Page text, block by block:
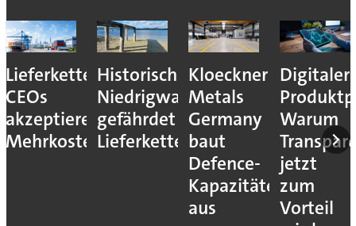
Lieferkettenresilienz:
CEOs
akzeptieren
Mehrkosten
Historisches
Niedrigwasser
gefährdet
Lieferketten
Kloeckner
Metals
Germany
baut
Defence-
Kapazitäten
aus
Digitaler
Warum
jetzt
zum
Vorteil